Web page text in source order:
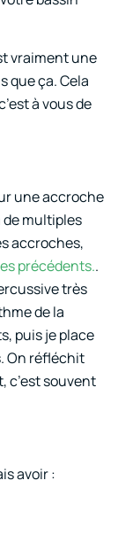
vraiment une
que ça. Cela
à vous de
une accroche
de multiples
accroches,
précédents..
très
de la
puis je place
On réfléchit
c’est souvent
avoir :